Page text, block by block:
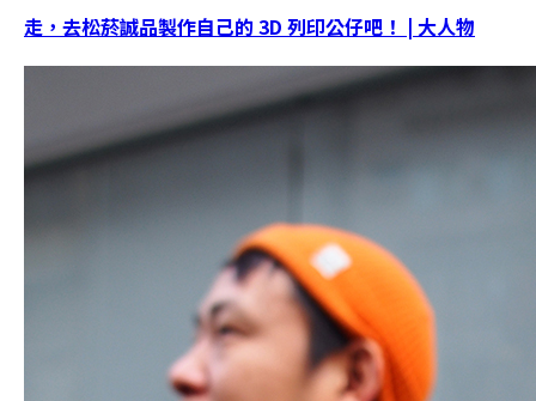
走，去松菸誠品製作自己的 3D 列印公仔吧！ | 大人物